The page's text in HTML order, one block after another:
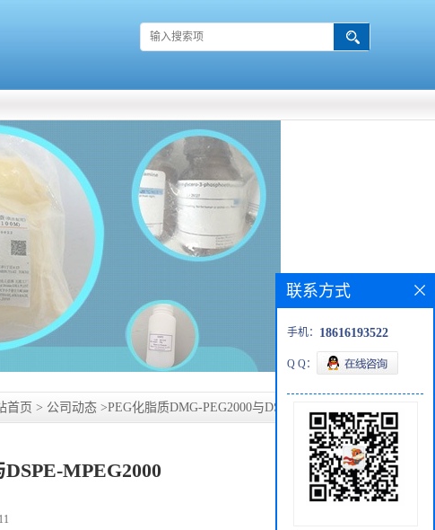
首页 > 公司动态 >PEG化脂质DMG-PEG2000与DSPE-MPEG2000
MPEG2000
联系方式
手机： 18616193522
Q Q：